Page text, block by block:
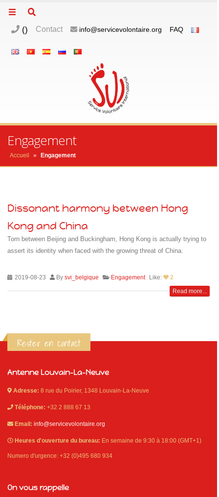
() Contact info@servicevolontaire.org FAQ
Engagement
Accueil » Engagement
Dissonant harmony between Hong
Kong and China
Torn between Beijing and Buckingham, Hong Kong is actually trying to
assert its identity when faced with the growing threat of China.
2019-08-23 Bysvi_belgique Engagement Like: 2
Read more...
Rester en contact
Antenne Louvain-La-Neuve
Adresse: 8 rue du Poirier, 1348 Louvain-La-Neuve
Téléphone: +32 2 888 67 13
Email: info@servicevolontaire.org
Heures d'ouverture du bureau: En semaine de 9:30 à 18:00 (GMT+1)
Numero d'urgence: +32 (0)495 680 934
On vous rappelle